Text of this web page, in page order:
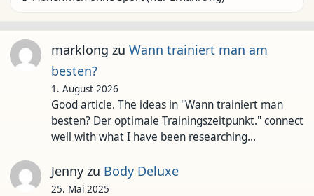
marklong zu Wann trainiert man am
besten?
1. August 2026
Good article. The ideas in "Wann trainiert man
besten? Der optimale Trainingszeitpunkt." connect
well with what I have been researching…
Jennyzu Body Deluxe
25. Mai 2025